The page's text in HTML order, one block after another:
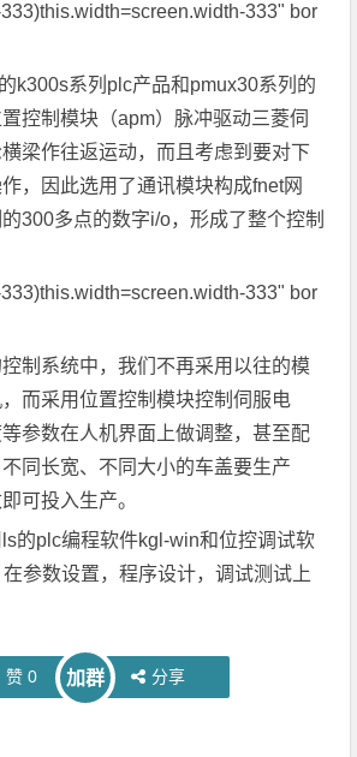
333" bor
k300s系列plc产品和pmux30系列的
控制模块（apm）脉冲驱动三菱伺
梁作往返运动，而且考虑到要对下
，因此选用了通讯模块构成fnet网
300多点的数字i/o，形成了整个控制
333" bor
系统中，我们不再采用以往的模
而采用位置控制模块控制伺服电
参数在人机界面上做调整，甚至配
同长宽、不同大小的车盖要生产
可投入生产。
plc编程软件kgl-win和位控调试软
参数设置，程序设计，调试测试上
赞 0 加群 分享